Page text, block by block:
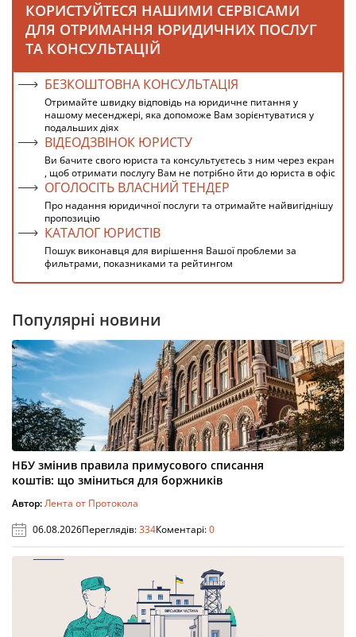
КОРИСТУЙТЕСЯ НАШИМИ СЕРВІСАМИ
ДЛЯ ОТРИМАННЯ ЮРИДИЧНИХ ПОСЛУГ
ТА КОНСУЛЬТАЦІЙ
БЕЗКОШТОВНА КОНСУЛЬТАЦІЯ
Отримайте швидку відповідь на юридичне питання у
нашому месенджері, яка допоможе Вам зорієнтуватися у
подальших діях
ВІДЕОДЗВІНОК ЮРИСТУ
Ви бачите свого юриста та консультуєтесь з ним через екран
, щоб отримати послугу Вам не потрібно йти до юриста в офіс
ОГОЛОСІТЬ ВЛАСНИЙ ТЕНДЕР
Про надання юридичної послуги та отримайте найвигіднішу
пропозицію
КАТАЛОГ ЮРИСТІВ
Пошук виконавця для вирішення Вашої проблеми за
фильтрами, показниками та рейтингом
Популярні новини
НБУ змінив правила примусового списання
коштів: що зміниться для боржників
Автор:Лента от Протокола
06.08.2026Переглядів:334Коментарі:0